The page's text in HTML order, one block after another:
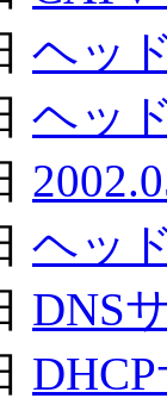
ヘッ
ヘッ
ヘッ
DNS